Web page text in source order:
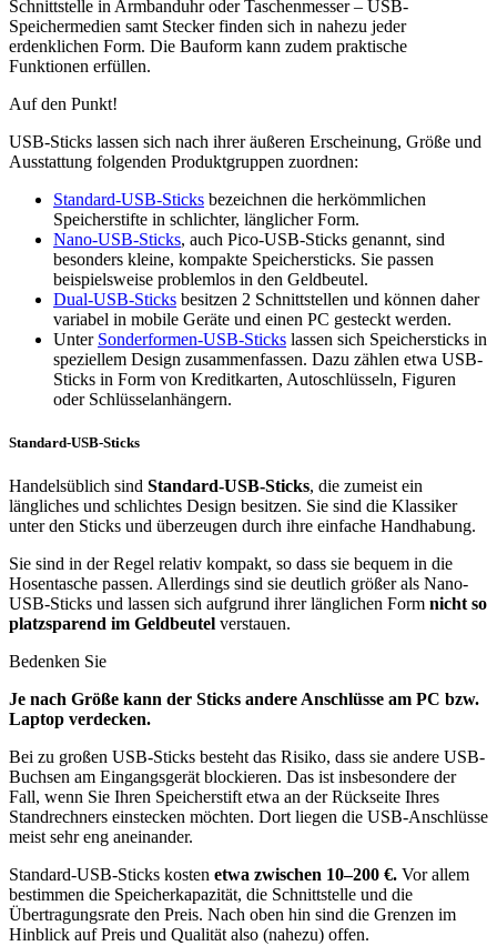
Schnittstelle in Armbanduhr oder Taschenmesser – USB-
Speichermedien samt Stecker finden sich in nahezu jeder
erdenklichen Form. Die Bauform kann zudem praktische
Funktionen erfüllen.
Auf den Punkt!
USB-Sticks lassen sich nach ihrer äußeren Erscheinung, Größe und
Ausstattung folgenden Produktgruppen zuordnen:
Standard-USB-Sticks bezeichnen die herkömmlichen
Speicherstifte in schlichter, länglicher Form.
Nano-USB-Sticks, auch Pico-USB-Sticks genannt, sind
besonders kleine, kompakte Speichersticks. Sie passen
beispielsweise problemlos in den Geldbeutel.
Dual-USB-Sticks besitzen 2 Schnittstellen und können daher
variabel in mobile Geräte und einen PC gesteckt werden.
Unter Sonderformen-USB-Sticks lassen sich Speichersticks in
speziellem Design zusammenfassen. Dazu zählen etwa USB-
Sticks in Form von Kreditkarten, Autoschlüsseln, Figuren
oder Schlüsselanhängern.
Standard-USB-Sticks
Handelsüblich sind Standard-USB-Sticks, die zumeist ein
längliches und schlichtes Design besitzen. Sie sind die Klassiker
unter den Sticks und überzeugen durch ihre einfache Handhabung.
Sie sind in der Regel relativ kompakt, so dass sie bequem in die
Hosentasche passen. Allerdings sind sie deutlich größer als Nano-
USB-Sticks und lassen sich aufgrund ihrer länglichen Form nicht so
platzsparend im Geldbeutel verstauen.
Bedenken Sie
Je nach Größe kann der Sticks andere Anschlüsse am PC bzw.
Laptop verdecken.
Bei zu großen USB-Sticks besteht das Risiko, dass sie andere USB-
Buchsen am Eingangsgerät blockieren. Das ist insbesondere der
Fall, wenn Sie Ihren Speicherstift etwa an der Rückseite Ihres
Standrechners einstecken möchten. Dort liegen die USB-Anschlüsse
meist sehr eng aneinander.
Standard-USB-Sticks kosten etwa zwischen 10–200 €. Vor allem
bestimmen die Speicherkapazität, die Schnittstelle und die
Übertragungsrate den Preis. Nach oben hin sind die Grenzen im
Hinblick auf Preis und Qualität also (nahezu) offen.